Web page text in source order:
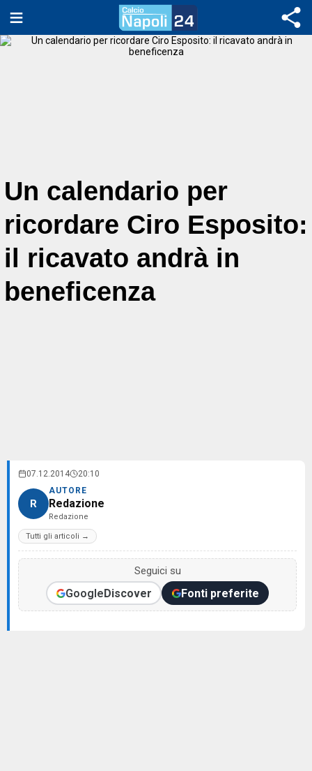
Un calendario per
ricordare Ciro Esposito:
il ricavato andrà in
beneficenza
07.12.2014 20:10
R
AUTORE
Redazione
Redazione
Tutti gli articoli →
Seguici su
GoogleDiscover Fonti preferite